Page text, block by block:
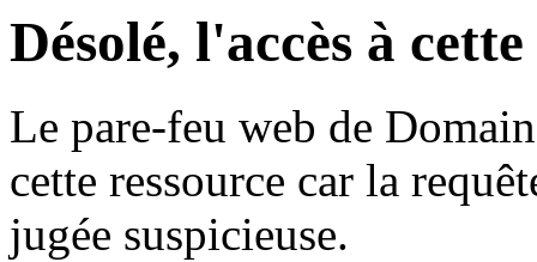
Désolé, l'accès à
Le pare-feu web de
cette ressource car la
jugée suspicieuse.